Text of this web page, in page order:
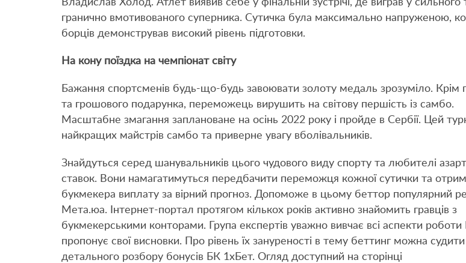
Владислав Холод. Атлет виявив себе у фінальній зустрічі, де виграв у сильного
гранично вмотивованого суперника. Сутичка була максимально напруженою,
борців демонстрував високий рівень підготовки.
На кону поїздка на чемпіонат світу
Бажання спортсменів будь-що-будь завоювати золоту медаль зрозуміло. Крім
та грошового подарунка, переможець вирушить на світову першість із самбо.
Масштабне змагання заплановане на осінь 2022 року і пройде в Сербії. Цей
найкращих майстрів самбо та приверне увагу вболівальників.
Знайдуться серед шанувальників цього чудового виду спорту та любителі
ставок. Вони намагатимуться передбачити переможця кожної сутички та
букмекера виплату за вірний прогноз. Допоможе в цьому беттор популярний
Мета.юа. Інтернет-портал протягом кількох років активно знайомить гравців з
букмекерськими конторами. Група експертів уважно вивчає всі аспекти роботи
пропонує свої висновки. Про рівень їх зануреності в тему беттинг можна судити
детального розбору бонусів БК 1хБет. Огляд доступний на сторінці